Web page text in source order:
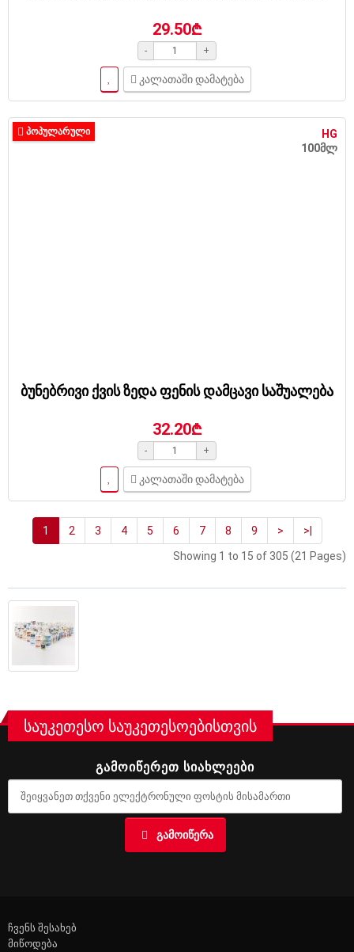
29.50₾
- +
კალათაში დამატება
HG
100მლ
ᲞᲝᲞᲣᲚᲐᲠᲣᲚᲘ
ბუნებრივი ქვის ზედა ფენის დამცავი საშუალება
32.20₾
- +
კალათაში დამატება
1 2 3 4 5 6 7 8 9 >
>|
Showing 1 to 15 of 305 (21 Pages)
საუკეთესო საუკეთესოებისთვის
ᲒᲐᲛᲝᲘᲬᲔᲠᲔᲗ ᲡᲘᲐᲮᲚᲔᲔᲑᲘ
ᲒᲐᲛᲝᲘᲬᲔᲠᲐ
ჩვენს შესახებ
მიწოდება